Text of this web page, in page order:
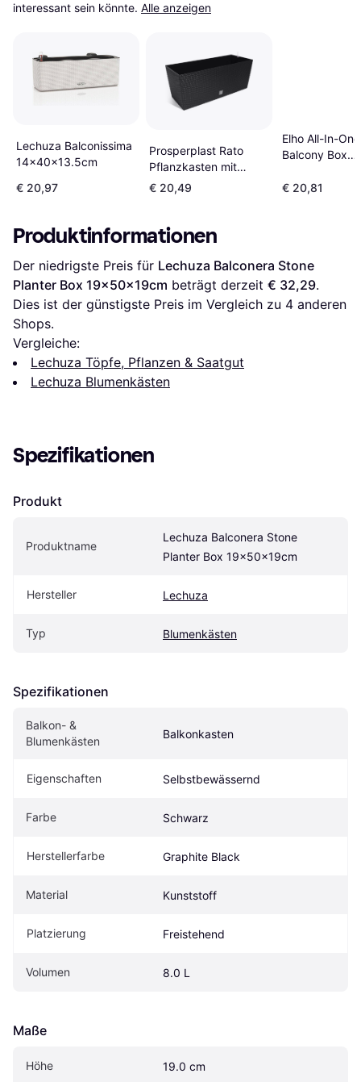
interessant sein könnte. Alle anzeigen
Lechuza Balconissima
14x40x13.5cm
€ 20,97
Prosperplast Rato
Pflanzkasten mit
Bewässerung,
Anthrazit, 60 x 25 x
60x60x24cm
€ 20,49
Elho All-In-One
Balcony Box
50x50x21cm
€ 20,81
Produktinformationen
Der niedrigste Preis für Lechuza Balconera Stone
Planter Box 19x50x19cm beträgt derzeit € 32,29.
Dies ist der günstigste Preis im Vergleich zu 4 anderen
Shops.
Vergleiche:
Lechuza Töpfe, Pflanzen & Saatgut
Lechuza Blumenkästen
Spezifikationen
Produkt
Produktname
Lechuza Balconera Stone
Planter Box 19x50x19cm
Hersteller Lechuza
Typ Blumenkästen
Spezifikationen
Balkon- &
Blumenkästen
Balkonkasten
Eigen­schaften Selbstbewässernd
Farbe Schwarz
Herstellerfarbe Graphite Black
Material Kunststoff
Platzierung Freistehend
Volumen 8.0 L
Maße
Höhe 19.0 cm